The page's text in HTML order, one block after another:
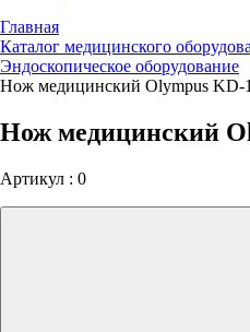
Главная
Каталог медицинского
Эндоскопическое оборудование
Нож медицинский Olympus KD-
Нож медицинский
Артикул : 0